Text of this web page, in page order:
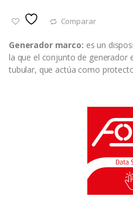
Comparar
Generador marco: es un
la que el conjunto de
tubular, que actúa como